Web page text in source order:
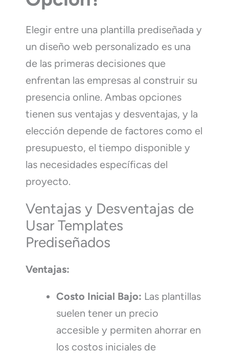
Elegir entre una plantilla prediseñada y
un diseño web personalizado es una
de las primeras decisiones que
enfrentan las empresas al construir su
presencia online. Ambas opciones
tienen sus ventajas y desventajas, y la
elección depende de factores como el
presupuesto, el tiempo disponible y
las necesidades específicas del
proyecto.
Ventajas y Desventajas de
Usar Templates
Prediseñados
Ventajas:
Costo Inicial Bajo: Las plantillas
suelen tener un precio
accesible y permiten ahorrar en
los costos iniciales de